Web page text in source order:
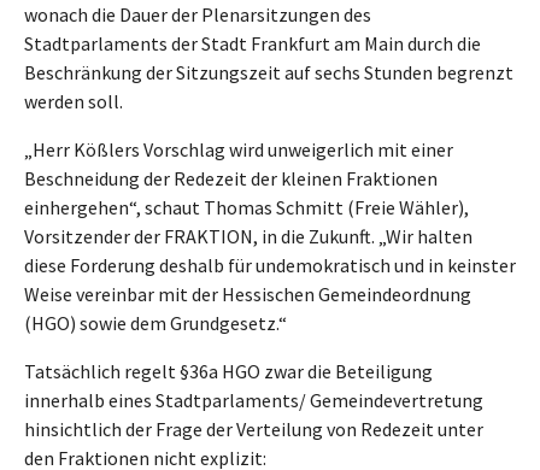
wonach die Dauer der Plenarsitzungen des
Stadtparlaments der Stadt Frankfurt am Main durch die
Beschränkung der Sitzungszeit auf sechs Stunden begrenzt
werden soll.
„Herr Kößlers Vorschlag wird unweigerlich mit einer
Beschneidung der Redezeit der kleinen Fraktionen
einhergehen“, schaut Thomas Schmitt (Freie Wähler),
Vorsitzender der FRAKTION, in die Zukunft. „Wir halten
diese Forderung deshalb für undemokratisch und in keinster
Weise vereinbar mit der Hessischen Gemeindeordnung
(HGO) sowie dem Grundgesetz.“
Tatsächlich regelt §36a HGO zwar die Beteiligung
innerhalb eines Stadtparlaments/ Gemeindevertretung
hinsichtlich der Frage der Verteilung von Redezeit unter
den Fraktionen nicht explizit: